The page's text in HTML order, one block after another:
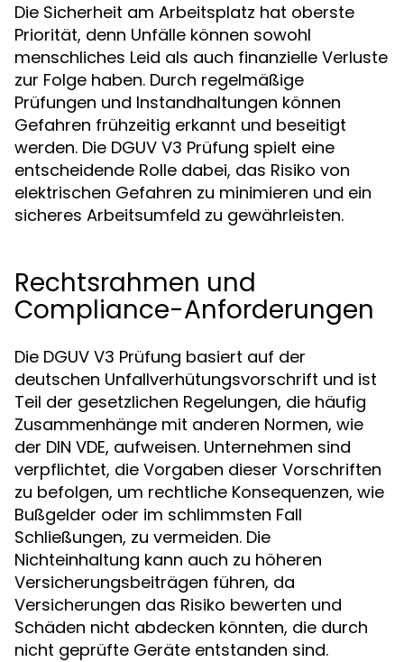
Die Sicherheit am Arbeitsplatz hat oberste
Priorität, denn Unfälle können sowohl
menschliches Leid als auch finanzielle Verluste
zur Folge haben. Durch regelmäßige
Prüfungen und Instandhaltungen können
Gefahren frühzeitig erkannt und beseitigt
werden. Die DGUV V3 Prüfung spielt eine
entscheidende Rolle dabei, das Risiko von
elektrischen Gefahren zu minimieren und ein
sicheres Arbeitsumfeld zu gewährleisten.
Rechtsrahmen und
Compliance-Anforderungen
Die DGUV V3 Prüfung basiert auf der
deutschen Unfallverhütungsvorschrift und ist
Teil der gesetzlichen Regelungen, die häufig
Zusammenhänge mit anderen Normen, wie
der DIN VDE, aufweisen. Unternehmen sind
verpflichtet, die Vorgaben dieser Vorschriften
zu befolgen, um rechtliche Konsequenzen, wie
Bußgelder oder im schlimmsten Fall
Schließungen, zu vermeiden. Die
Nichteinhaltung kann auch zu höheren
Versicherungsbeiträgen führen, da
Versicherungen das Risiko bewerten und
Schäden nicht abdecken könnten, die durch
nicht geprüfte Geräte entstanden sind.